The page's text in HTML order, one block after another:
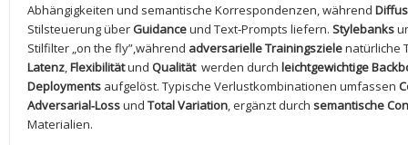
Abhängigkeiten und semantische Korrespondenzen,‍ während
Stilsteuerung über Guidanceund Text‑Prompts ‌liefern. Stylebanks
Stilfilter „on the fly”,während adversarielle Trainingszielenatürliche
Latenz,Flexibilitätund Qualität⁣ werden durch leichtgewichtige
Deployments aufgelöst. Typische Verlustkombinationen umfassen
Adversarial‑Lossund Total Variation, ergänzt durch semantische
Materialien.